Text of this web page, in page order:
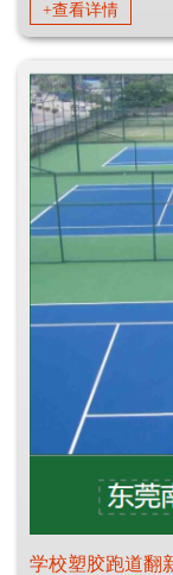
+查看详情
学校塑胶跑道翻